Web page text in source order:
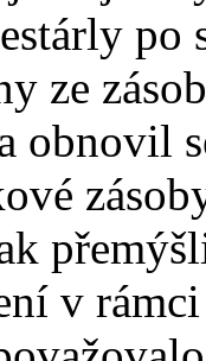
ze
obnovil
v